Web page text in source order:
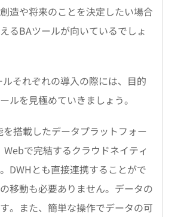
造や将来のことを決定したい場合
るBAツールが向いているでしょ
それぞれの導入の際には、目的
ルを見極めていきましょう。
搭載したデータプラットフォー
Webで完結するクラウドネイティ
DWHとも直接連携することがで
移動も必要ありません。データの
。また、簡単な操作でデータの可